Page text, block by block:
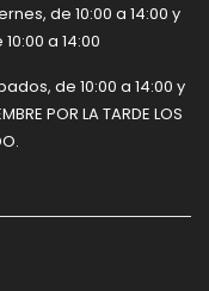
de 10:00 a 14:00 y
a 14:00
de 10:00 a 14:00 y
POR LA TARDE LOS